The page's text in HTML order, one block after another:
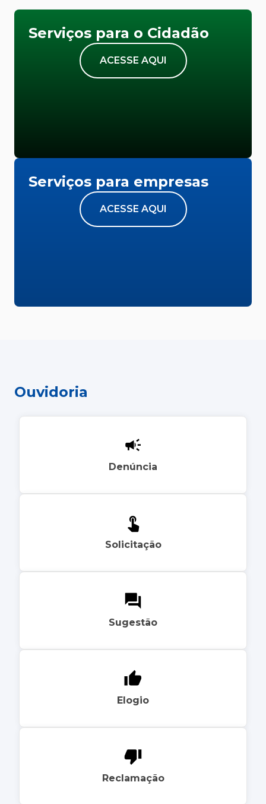
Serviços para o Cidadão
ACESSE AQUI
Serviços para empresas
ACESSE AQUI
Ouvidoria
Denúncia
Solicitação
Sugestão
Elogio
Reclamação